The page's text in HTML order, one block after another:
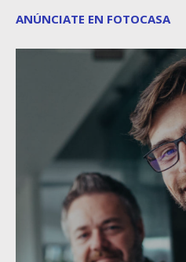
ANÚNCIATE EN FOTOCASA